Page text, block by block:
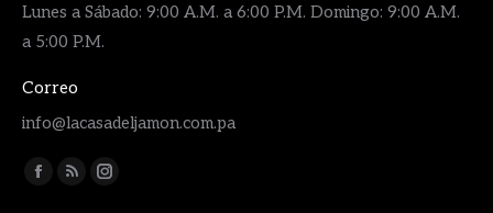
Lunes a Sábado: 9:00 A.M. a 6:00 P.M. Domingo: 9:00 A.M.
a 5:00 P.M.
Correo
info@lacasadeljamon.com.pa
Encuéntranos en:
Facebook
Rss Instagram